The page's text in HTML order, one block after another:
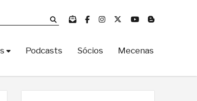
Podcasts Sócios Mecenas